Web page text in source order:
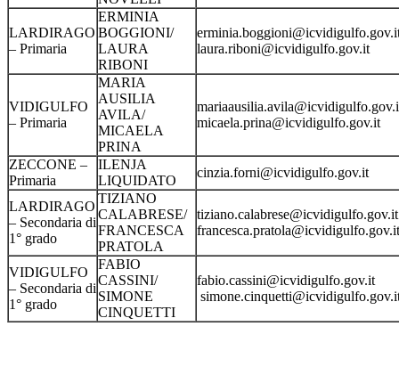
LARDIRAGO
– Primaria
ERMINIA
BOGGIONI/
LAURA
RIBONI
laura.riboni@icvidigulfo.gov.it
VIDIGULFO
– Primaria
MARIA
AUSILIA
AVILA/
MICAELA
PRINA
micaela.prina@icvidigulfo.gov.it
ZECCONE –
Primaria
ILENJA
LIQUIDATO
cinzia.forni@icvidigulfo.gov.it
LARDIRAGO
– Secondaria di
1° grado
TIZIANO
CALABRESE/
FRANCESCA
PRATOLA
francesca.pratola@icvidigulfo.gov.it
VIDIGULFO
– Secondaria di
1° grado
FABIO
CASSINI/
SIMONE
CINQUETTI
fabio.cassini@icvidigulfo.gov.it